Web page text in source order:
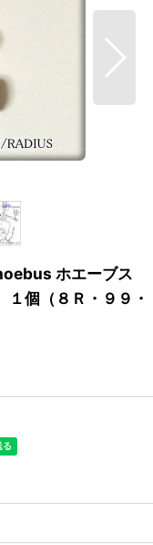
ホエーブス
個（８Ｒ・９９・